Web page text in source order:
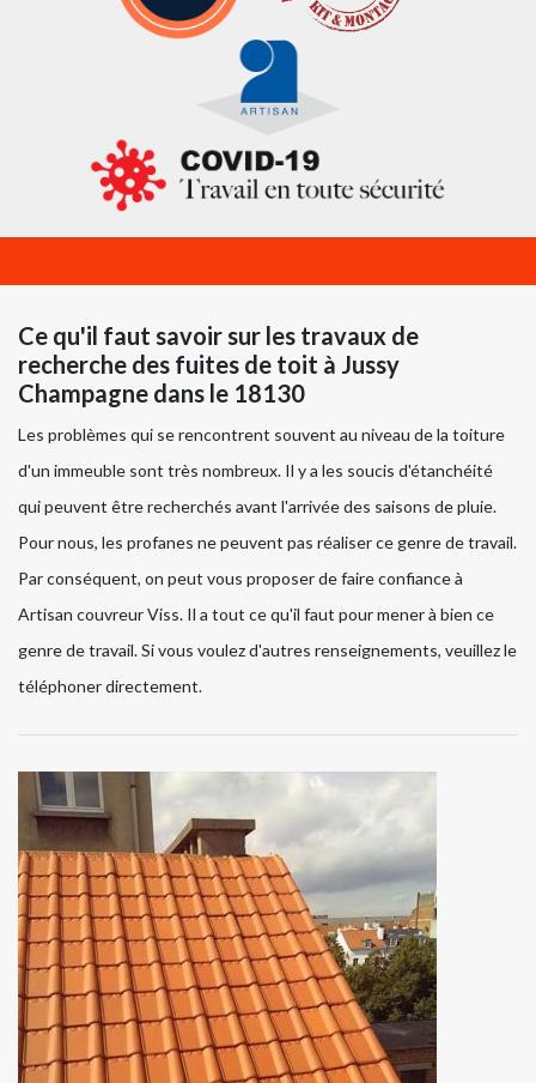
Ce qu'il faut savoir sur les travaux de
recherche des fuites de toit à Jussy
Champagne dans le 18130
Les problèmes qui se rencontrent souvent au niveau de la toiture
d'un immeuble sont très nombreux. Il y a les soucis d'étanchéité
qui peuvent être recherchés avant l'arrivée des saisons de pluie.
Pour nous, les profanes ne peuvent pas réaliser ce genre de travail.
Par conséquent, on peut vous proposer de faire confiance à
Artisan couvreur Viss. Il a tout ce qu'il faut pour mener à bien ce
genre de travail. Si vous voulez d'autres renseignements, veuillez le
téléphoner directement.